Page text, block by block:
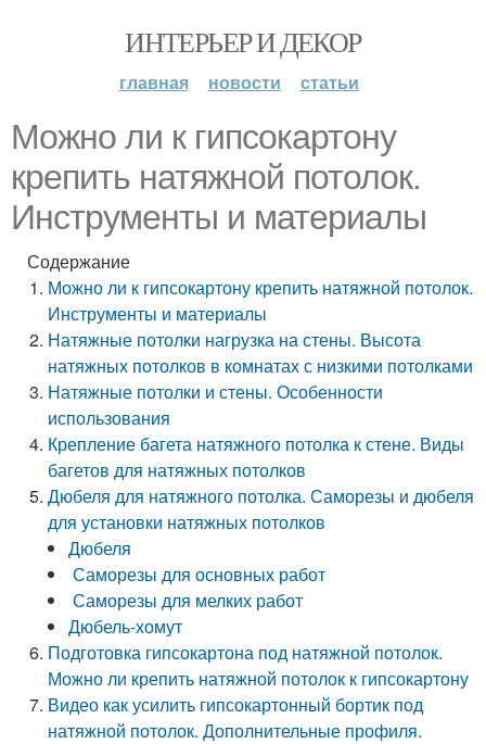
ИНТЕРЬЕР И ДЕКОР
главная новости статьи
Можно ли к гипсокартону
крепить натяжной потолок.
Инструменты и материалы
Содержание
Можно ли к гипсокартону крепить натяжной потолок.
Инструменты и материалы
Натяжные потолки нагрузка на стены. Высота
натяжных потолков в комнатах с низкими потолками
Натяжные потолки и стены. Особенности
использования
Крепление багета натяжного потолка к стене. Виды
багетов для натяжных потолков
Дюбеля для натяжного потолка. Саморезы и дюбеля
для установки натяжных потолков
Дюбеля
Саморезы для основных работ
Саморезы для мелких работ
Дюбель-хомут
Подготовка гипсокартона под натяжной потолок.
Можно ли крепить натяжной потолок к гипсокартону
Видео как усилить гипсокартонный бортик под
натяжной потолок. Дополнительные профиля.